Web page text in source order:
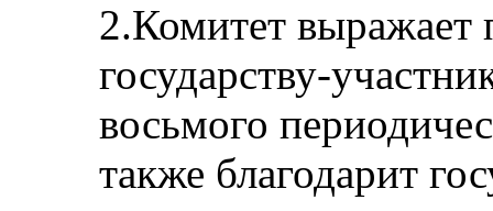
2.Комитет выражает
государству-
восьмого
также благодарит